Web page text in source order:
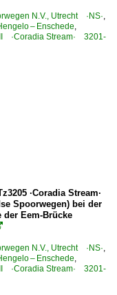
Wien ·ELOC·
N.V., Utrecht ·NS·,
– Enschede,
·Coradia Stream· 3201-
·Coradia Stream·
Spoorwegen) bei der
der Eem-Brücke
N.V., Utrecht ·NS·,
– Enschede,
·Coradia Stream· 3201-